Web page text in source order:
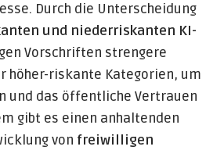
Durch die Unterscheidung
und niederriskanten KI-
Vorschriften strengere
höher-riskante Kategorien, um
und das öffentliche Vertrauen
gibt es einen anhaltenden
von freiwilligen